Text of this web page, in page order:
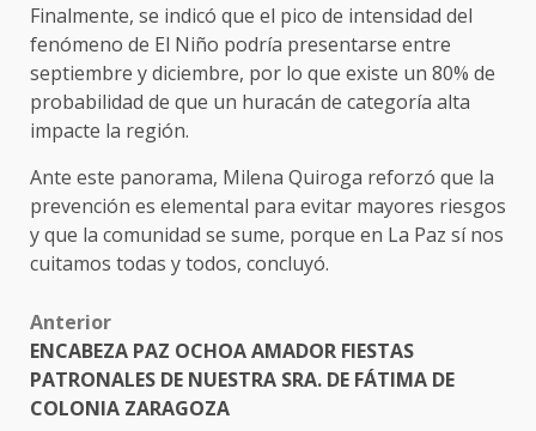
Finalmente, se indicó que el pico de intensidad del
fenómeno de El Niño podría presentarse entre
septiembre y diciembre, por lo que existe un 80% de
probabilidad de que un huracán de categoría alta
impacte la región.
Ante este panorama, Milena Quiroga reforzó que la
prevención es elemental para evitar mayores riesgos
y que la comunidad se sume, porque en La Paz sí nos
cuitamos todas y todos, concluyó.
Post
navigation
Anterior
ENCABEZA PAZ OCHOA AMADOR FIESTAS
PATRONALES DE NUESTRA SRA. DE FÁTIMA DE
COLONIA ZARAGOZA